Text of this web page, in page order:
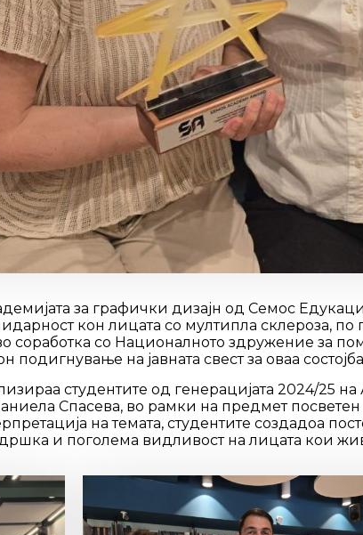
за графички дизајн од Семос
кон лицата со мултипла склероза, по
соработка со Националното здружение за
подигнување на јавната свест за оваа
студентите од генерацијата 2024/25
Спасева, во рамки на предмет
на темата, студентите создадоа
и поголема видливост на лицата кои